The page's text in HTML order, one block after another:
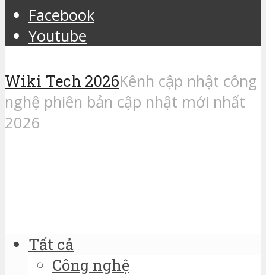
Facebook
Youtube
Wiki Tech 2026Kênh cập nhật công
nghệ phiên bản cập nhật mới nhất
2026
Tất cả
Công nghệ